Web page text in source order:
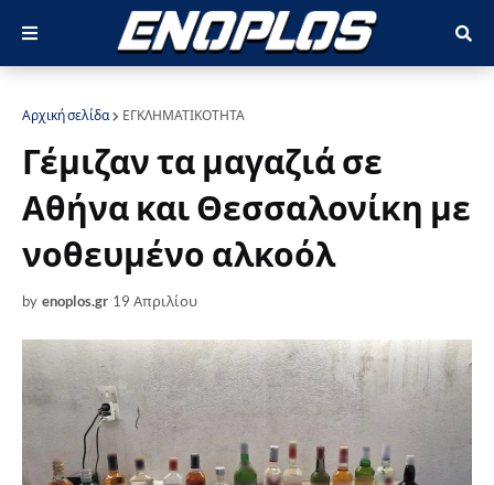
Αρχική σελίδα ΕΓΚΛΗΜΑΤΙΚΟΤΗΤΑ
Γέμιζαν τα μαγαζιά σε
Αθήνα και Θεσσαλονίκη με
νοθευμένο αλκοόλ
by enoplos.gr 19 Απριλίου